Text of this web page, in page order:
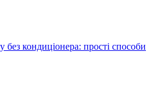
без кондиціонера: прості способи